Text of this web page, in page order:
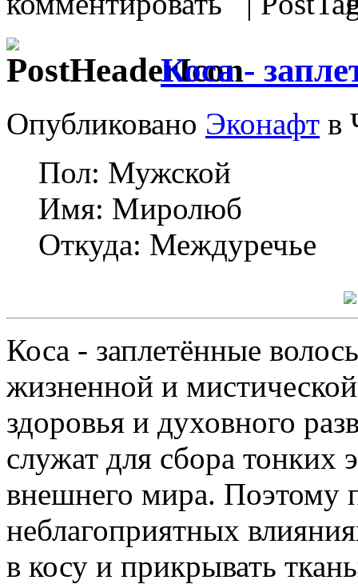
Коса -
Опубликовано Эконафт в
Пол: Мужской
Имя: Миролюб
Откуда: Междуречье
Коса - заплетённые
жизненной и
здоровья и духовного
служат для сбора
внешнего мира. Поэтому
неблагоприятных
в косу и прикрывать